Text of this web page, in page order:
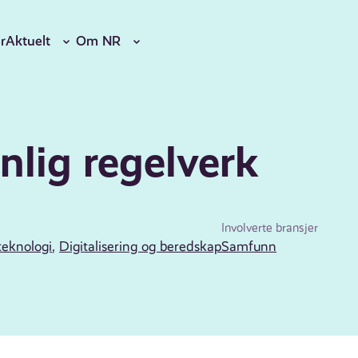
Aktuelt Om NR
regelverk
, Digitalisering og beredskap
Involverte bransjer
Samfunn